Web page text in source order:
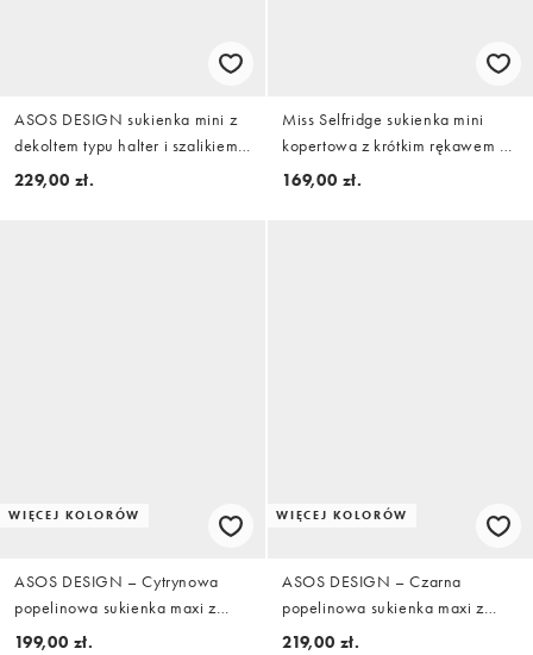
ASOS DESIGN sukienka mini z
dekoltem typu halter i szalikiem
we wzór rozmytych kropek
229,00 zł.
Miss Selfridge sukienka mini
kopertowa z krótkim rękawem w
kolorze brązowym
169,00 zł.
WIĘCEJ KOLORÓW
ASOS DESIGN – Cytrynowa
popelinowa sukienka maxi z
obniżonym stanem i prostym
199,00 zł.
WIĘCEJ KOLORÓW
ASOS DESIGN – Czarna
popelinowa sukienka maxi z
obniżonym stanem i prostym
219,00 zł.